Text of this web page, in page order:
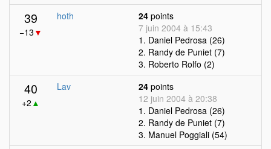
39
−13 ▼
hoth 24 points
7 juin 2004 à 15:43
1. Daniel Pedrosa (26)
2. Randy de Puniet (7)
3. Roberto Rolfo (2)
40
+2 ▲
Lav 24 points
12 juin 2004 à 20:38
1. Daniel Pedrosa (26)
2. Randy de Puniet (7)
3. Manuel Poggiali (54)